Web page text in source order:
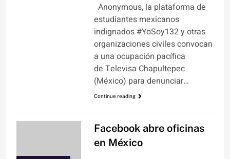
Anonymous, la plataforma de
estudiantes mexicanos
indignados #YoSoy132 y otras
organizaciones civiles convocan
a una ocupación pacífica
de Televisa Chapultepec
(México) para denunciar…
Continue reading
Facebook abre oficinas
en México